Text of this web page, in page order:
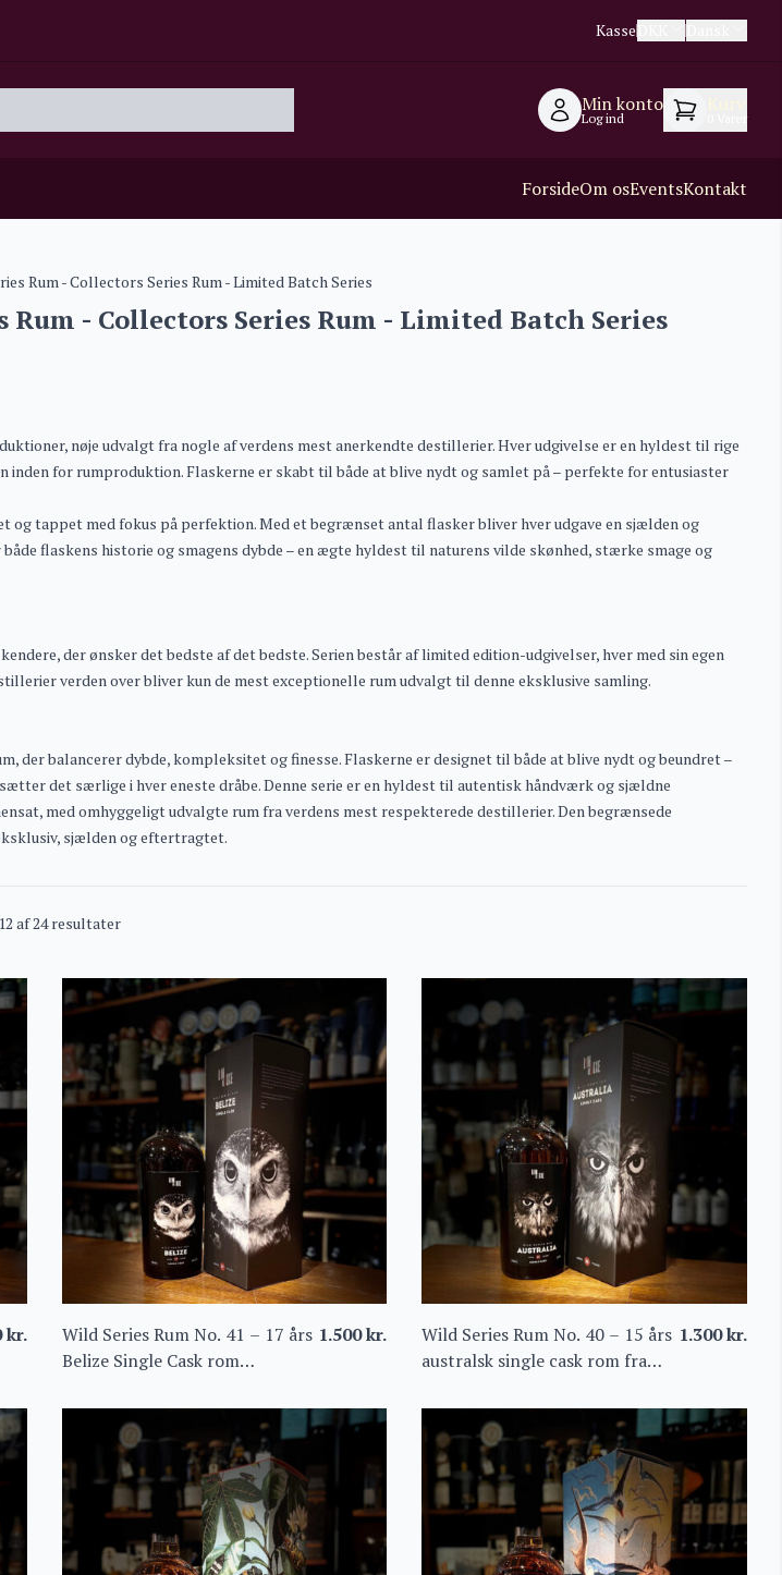
Kasse
Min konto
Log ind
ForsideOm osEventsKontakt
Rum - Collectors Series Rum - Limited Batch Series
Rum - Collectors Series Rum - Limited Batch Series
nøje udvalgt fra nogle af verdens mest anerkendte destillerier. Hver udgivelse er en hyldest til rige
inden for rumproduktion. Flaskerne er skabt til både at blive nydt og samlet på – perfekte for entusiaster
tappet med fokus på perfektion. Med et begrænset antal flasker bliver hver udgave en sjælden og
flaskens historie og smagens dybde – en ægte hyldest til naturens vilde skønhed, stærke smage og
der ønsker det bedste af det bedste. Serien består af limited edition-udgivelser, hver med sin egen
verden over bliver kun de mest exceptionelle rum udvalgt til denne eksklusive samling.
der balancerer dybde, kompleksitet og finesse. Flaskerne er designet til både at blive nydt og beundret –
det særlige i hver eneste dråbe. Denne serie er en hyldest til autentisk håndværk og sjældne
med omhyggeligt udvalgte rum fra verdens mest respekterede destillerier. Den begrænsede
sjælden og eftertragtet.
af 24 resultater
kr.
Wild Series Rum No. 41 – 17 års
Belize Single Cask rom
1.500kr.
Wild Series Rum No. 40 – 15 års
australsk single cask rom fra
1.300kr.